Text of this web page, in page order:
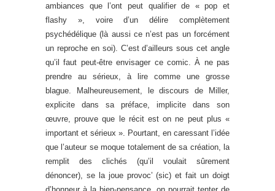
ambiances que l’ont peut qualifier de « pop et
flashy », voire d’un délire complètement
psychédélique (là aussi ce n’est pas un forcément
un reproche en soi). C’est d’ailleurs sous cet angle
qu’il faut peut-être envisager ce comic. À ne pas
prendre au sérieux, à lire comme une grosse
blague. Malheureusement, le discours de Miller,
explicite dans sa préface, implicite dans son
œuvre, prouve que le récit est on ne peut plus «
important et sérieux ». Pourtant, en caressant l’idée
que l’auteur se moque totalement de sa création, la
remplit des clichés (qu’il voulait sûrement
dénoncer), se la joue provoc’ (sic) et fait un doigt